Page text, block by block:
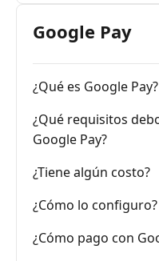
Google Pay
¿Qué es Google Pay?
¿Qué requisitos
Google Pay?
¿Tiene algún costo?
¿Cómo lo configuro?
¿Cómo pago con